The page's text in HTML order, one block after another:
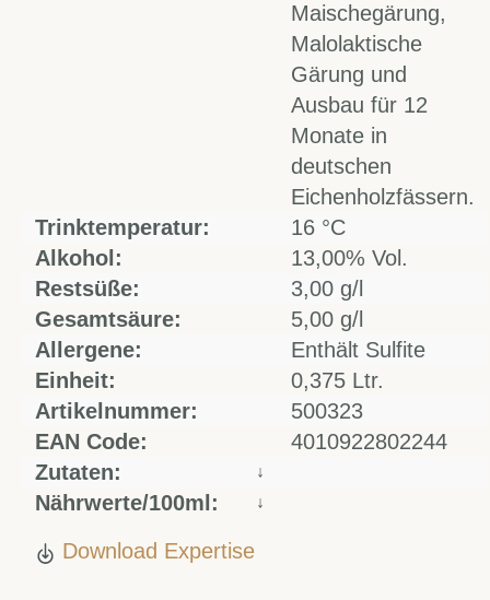
Maischegärung,
Malolaktische
Gärung und
Ausbau für 12
Monate in
deutschen
Eichenholzfässern.
Trinktemperatur:
16 °C
Alkohol:
13,00% Vol.
Restsüße:
3,00 g/l
Gesamtsäure:
5,00 g/l
Allergene:
Enthält Sulfite
Einheit:
0,375 Ltr.
Artikelnummer:
500323
EAN Code:
4010922802244
Zutaten:
↓
Nährwerte/100ml: ↓
Download Expertise